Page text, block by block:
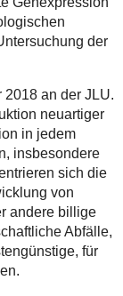
der
2018 an der JLU.
neuartiger
in jedem
insbesondere
sich die
von
andere billige
Abfälle,
für